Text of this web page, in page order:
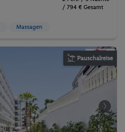
/ 794 € Gesamt
Massagen
Pauschalreise